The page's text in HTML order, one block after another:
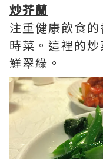
炒芥蘭
注重健康飲食
時菜。這裡的
鮮翠綠。